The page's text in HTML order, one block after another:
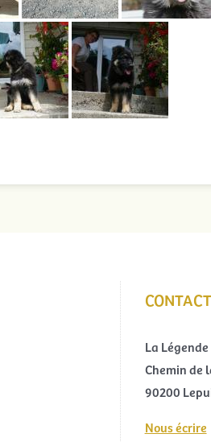
CONTACT
La
Chemin de
90200
Nous écrire